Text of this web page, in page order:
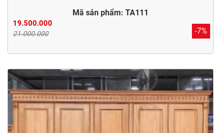
Mã sản phẩm: TA111
19.500.000
21.000.000 -7%